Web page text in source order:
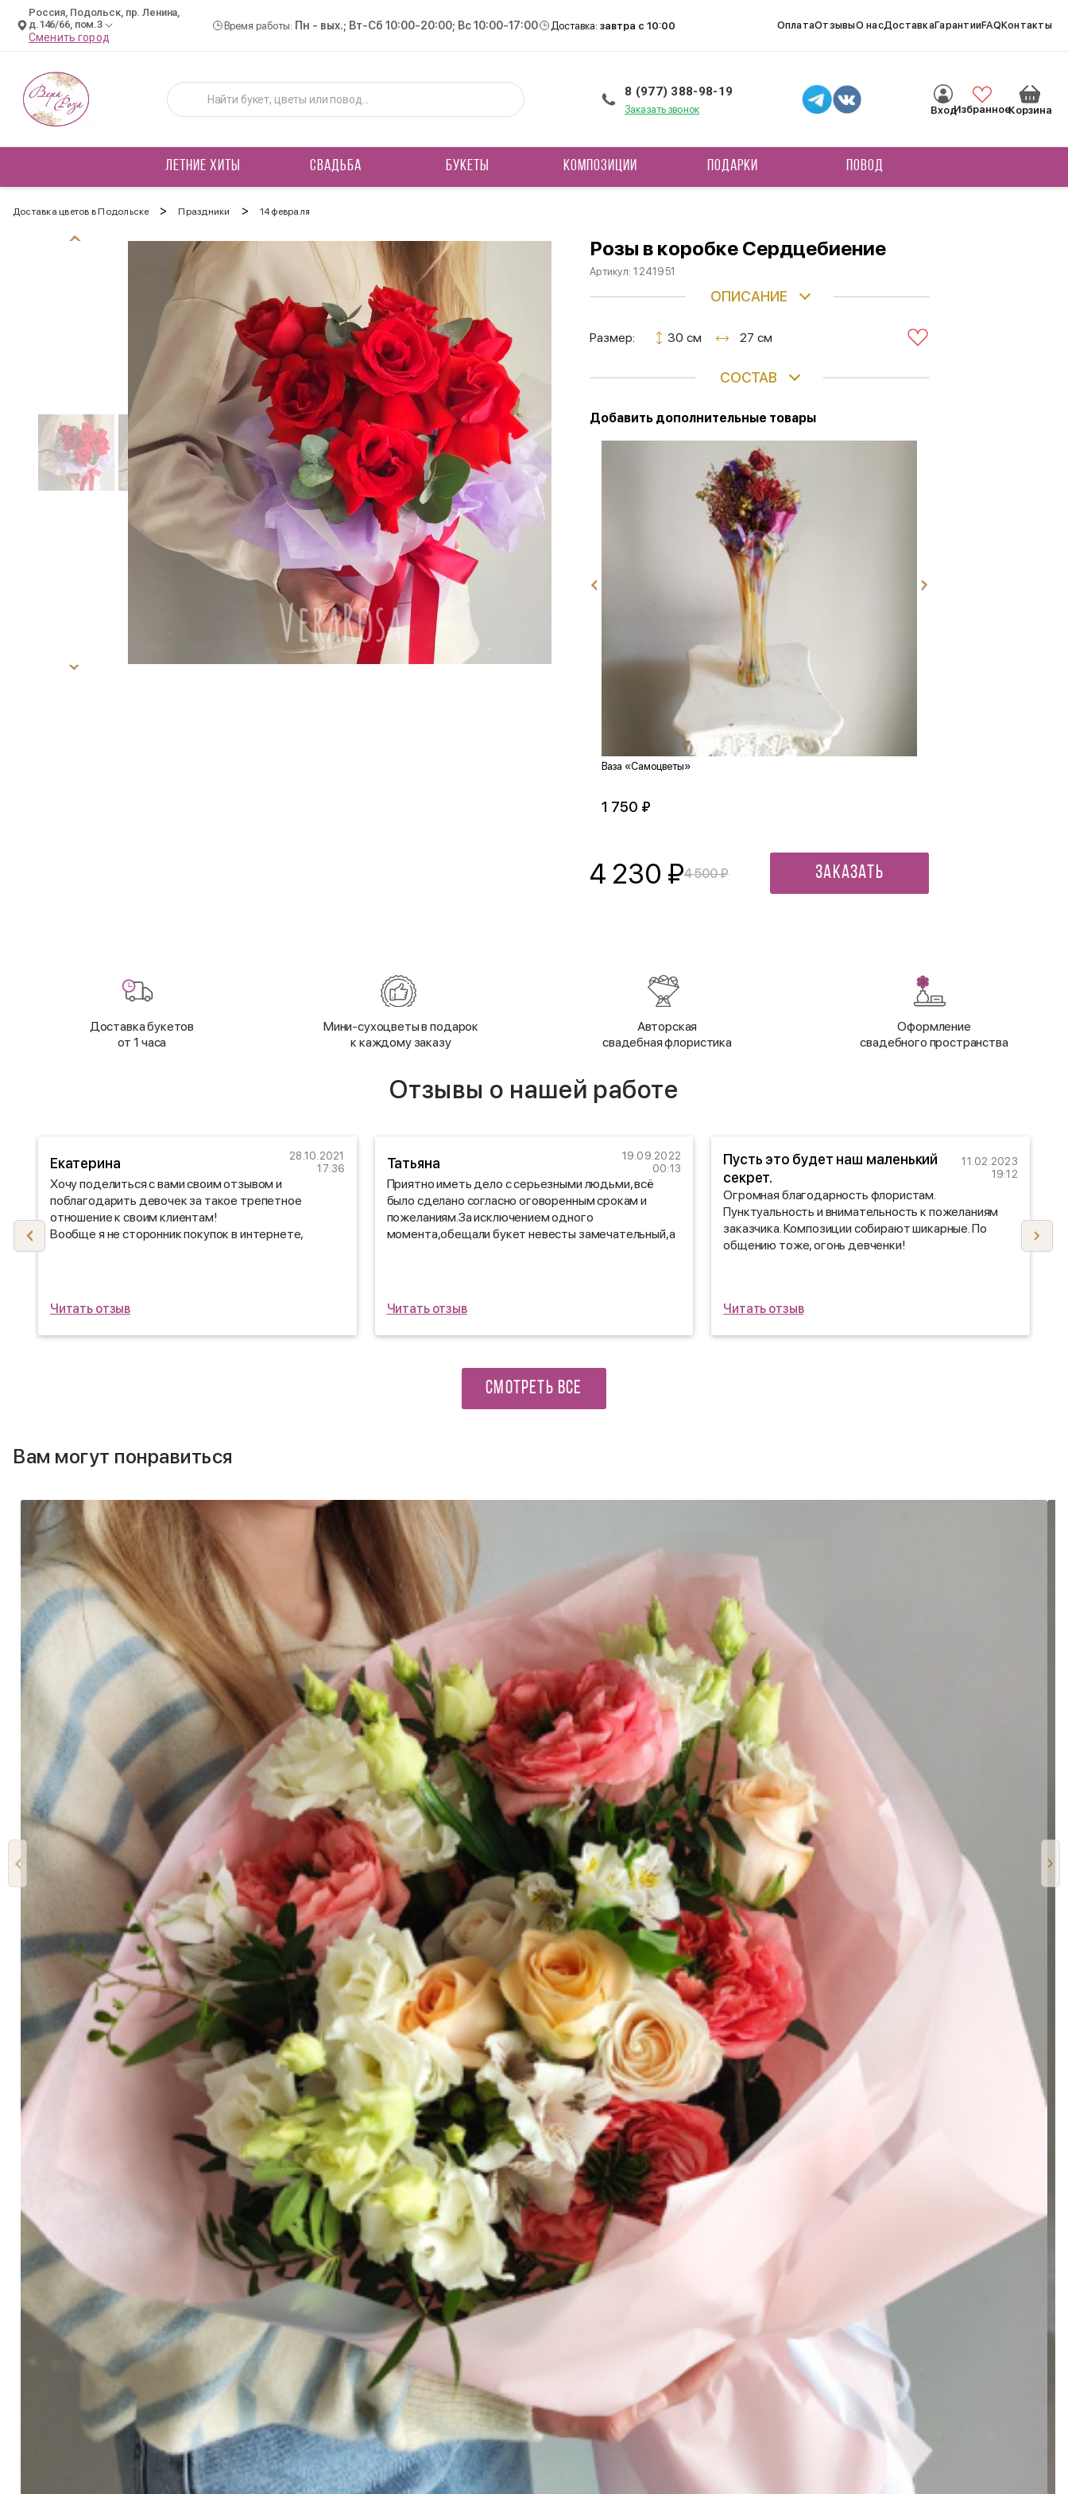
Россия, Подольск, пр. Ленина,
д.146/66, пом.3
Сменить город
Время работы: Пн - вых.; Вт-Сб 10:00-20:00; Вс 10:00-17:00 Доставка: завтра с 10:00 ОплатаОтзывыО насДоставкаГарантииFAQКонтакты
8 (977) 388-98-19
Заказать звонок ВходИзбранноеКорзина
ЛЕТНИЕ ХИТЫ СВАДЬБА БУКЕТЫ КОМПОЗИЦИИ ПОДАРКИ ПОВОД
Доставка цветов в Подольске > Праздники > 14 февраля
Розы в коробке Сердцебиение
Артикул:1241951
ОПИСАНИЕ
Размер: 30 см 27 см
СОСТАВ
Добавить дополнительные товары
Ваза «Самоцветы»
1 750 ₽
4 230 ₽4 500 ₽ Заказать
Доставка букетов
от 1 часа
Мини-сухоцветы в подарок
к каждому заказу
Авторская
свадебная флористика
Оформление
свадебного пространства
Отзывы о нашей работе
Екатерина
28.10.2021
17:36
Хочу поделиться с вами своим отзывом и
поблагодарить девочек за такое трепетное
отношение к своим клиентам!
Вообще я не сторонник покупок в интернете,
и учли все мои пожелания)
Читать отзыв
Татьяна
19.09.2022
00:13
Приятно иметь дело с серьезными людьми, всё
было сделано согласно оговоренным срокам и
пожеланиям.За исключением одного
момента,обещали букет невесты замечательный,а
Читать отзыв
Пусть это будет наш маленький
секрет.
11.02.2023
19:12
Огромная благодарность флористам.
Пунктуальность и внимательность к пожеланиям
заказчика. Композиции собирают шикарные. По
общению тоже, огонь девченки!
Читать отзыв
СМОТРЕТЬ ВСЕ
Вам могут понравиться